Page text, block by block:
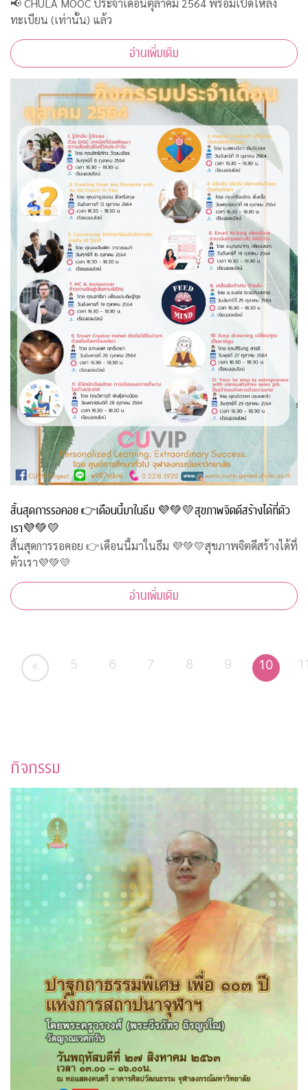
📢 CHULA MOOC ประจำเดือนตุลาคม 2564 พร้อมเปิดให้ลง
ทะเบียน (เท่านั้น) แล้ว
อ่านเพิ่มเติม
สิ้นสุดการรอคอย 👉เดือนนี้มาในธีม 💜💚💛สุขภาพจิตดีสร้างได้ที่ตัว
เรา💜💚💛
สิ้นสุดการรอคอย 👉เดือนนี้มาในธีม 💜💚💛สุขภาพจิตดีสร้างได้ที่
ตัวเรา💜💚💛
อ่านเพิ่มเติม
« 5 6 7 8 9 10
กิจกรรม